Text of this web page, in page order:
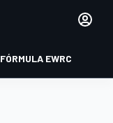
FÓRMULA EWRC